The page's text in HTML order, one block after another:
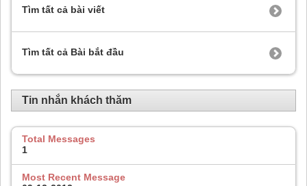
Tìm tất cả bài viết
Tìm tất cả Bài bắt đầu
Tin nhắn khách thăm
Total Messages
1
Most Recent Message